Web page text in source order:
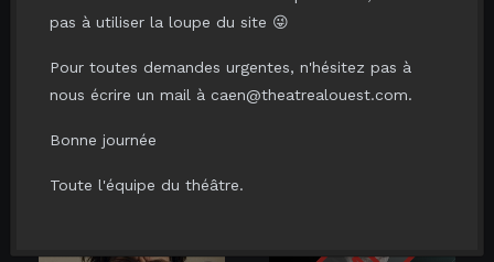
VOUS AIMERIEZ AUSSI...
pas à utiliser la loupe du site 😜
Pour toutes demandes urgentes, n'hésitez pas à
nous écrire un mail à caen@theatrealouest.com.
Bonne journée
Toute l'équipe du théâtre.